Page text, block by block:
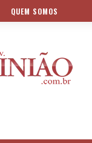
QUEM SOMOS